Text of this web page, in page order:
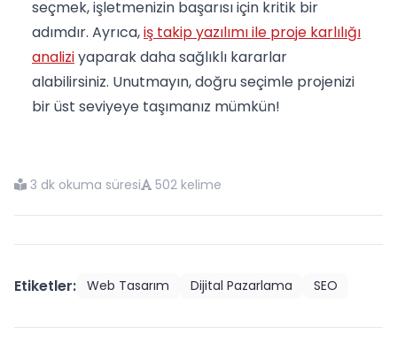
seçmek, işletmenizin başarısı için kritik bir
adımdır. Ayrıca,iş takip yazılımı ile proje karlılığı
analiziyaparak daha sağlıklı kararlar
alabilirsiniz. Unutmayın, doğru seçimle projenizi
bir üst seviyeye taşımanız mümkün!
3 dk okuma süresi 502 kelime
Etiketler: Web Tasarım Dijital Pazarlama SEO